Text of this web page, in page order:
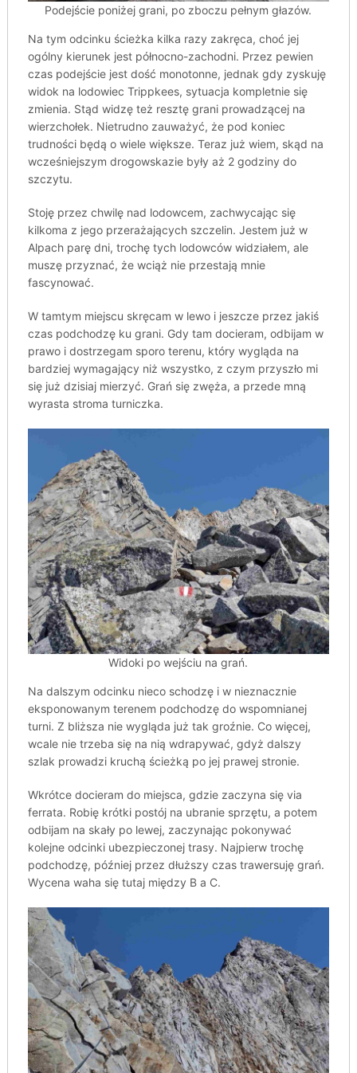
Podejście poniżej grani, po zboczu pełnym głazów.
Na tym odcinku ścieżka kilka razy zakręca, choć jej
ogólny kierunek jest północno-zachodni. Przez pewien
czas podejście jest dość monotonne, jednak gdy zyskuję
widok na lodowiec Trippkees, sytuacja kompletnie się
zmienia. Stąd widzę też resztę grani prowadzącej na
wierzchołek. Nietrudno zauważyć, że pod koniec
trudności będą o wiele większe. Teraz już wiem, skąd na
wcześniejszym drogowskazie były aż 2 godziny do
szczytu.
Stoję przez chwilę nad lodowcem, zachwycając się
kilkoma z jego przerażających szczelin. Jestem już w
Alpach parę dni, trochę tych lodowców widziałem, ale
muszę przyznać, że wciąż nie przestają mnie
fascynować.
W tamtym miejscu skręcam w lewo i jeszcze przez jakiś
czas podchodzę ku grani. Gdy tam docieram, odbijam w
prawo i dostrzegam sporo terenu, który wygląda na
bardziej wymagający niż wszystko, z czym przyszło mi
się już dzisiaj mierzyć. Grań się zwęża, a przede mną
wyrasta stroma turniczka.
Widoki po wejściu na grań.
Na dalszym odcinku nieco schodzę i w nieznacznie
eksponowanym terenem podchodzę do wspomnianej
turni. Z bliższa nie wygląda już tak groźnie. Co więcej,
wcale nie trzeba się na nią wdrapywać, gdyż dalszy
szlak prowadzi kruchą ścieżką po jej prawej stronie.
Wkrótce docieram do miejsca, gdzie zaczyna się via
ferrata. Robię krótki postój na ubranie sprzętu, a potem
odbijam na skały po lewej, zaczynając pokonywać
kolejne odcinki ubezpieczonej trasy. Najpierw trochę
podchodzę, później przez dłuższy czas trawersuję grań.
Wycena waha się tutaj między B a C.